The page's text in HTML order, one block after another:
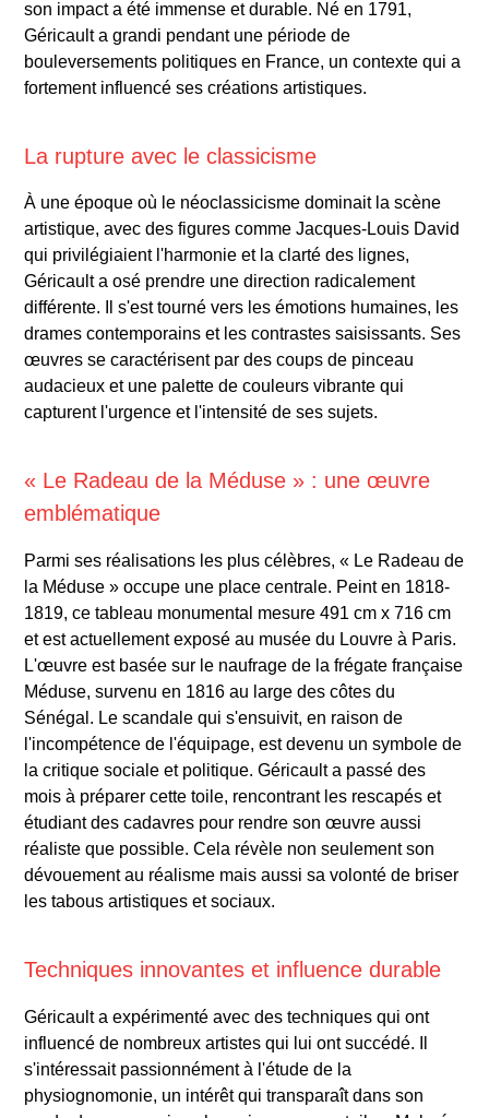
son impact a été immense et durable. Né en 1791,
Géricault a grandi pendant une période de
bouleversements politiques en France, un contexte qui a
fortement influencé ses créations artistiques.
La rupture avec le classicisme
À une époque où le néoclassicisme dominait la scène
artistique, avec des figures comme Jacques-Louis David
qui privilégiaient l'harmonie et la clarté des lignes,
Géricault a osé prendre une direction radicalement
différente. Il s'est tourné vers les émotions humaines, les
drames contemporains et les contrastes saisissants. Ses
œuvres se caractérisent par des coups de pinceau
audacieux et une palette de couleurs vibrante qui
capturent l'urgence et l'intensité de ses sujets.
« Le Radeau de la Méduse » : une œuvre
emblématique
Parmi ses réalisations les plus célèbres, « Le Radeau de
la Méduse » occupe une place centrale. Peint en 1818-
1819, ce tableau monumental mesure 491 cm x 716 cm
et est actuellement exposé au musée du Louvre à Paris.
L'œuvre est basée sur le naufrage de la frégate française
Méduse, survenu en 1816 au large des côtes du
Sénégal. Le scandale qui s'ensuivit, en raison de
l'incompétence de l'équipage, est devenu un symbole de
la critique sociale et politique. Géricault a passé des
mois à préparer cette toile, rencontrant les rescapés et
étudiant des cadavres pour rendre son œuvre aussi
réaliste que possible. Cela révèle non seulement son
dévouement au réalisme mais aussi sa volonté de briser
les tabous artistiques et sociaux.
Techniques innovantes et influence durable
Géricault a expérimenté avec des techniques qui ont
influencé de nombreux artistes qui lui ont succédé. Il
s'intéressait passionnément à l'étude de la
physiognomonie, un intérêt qui transparaît dans son